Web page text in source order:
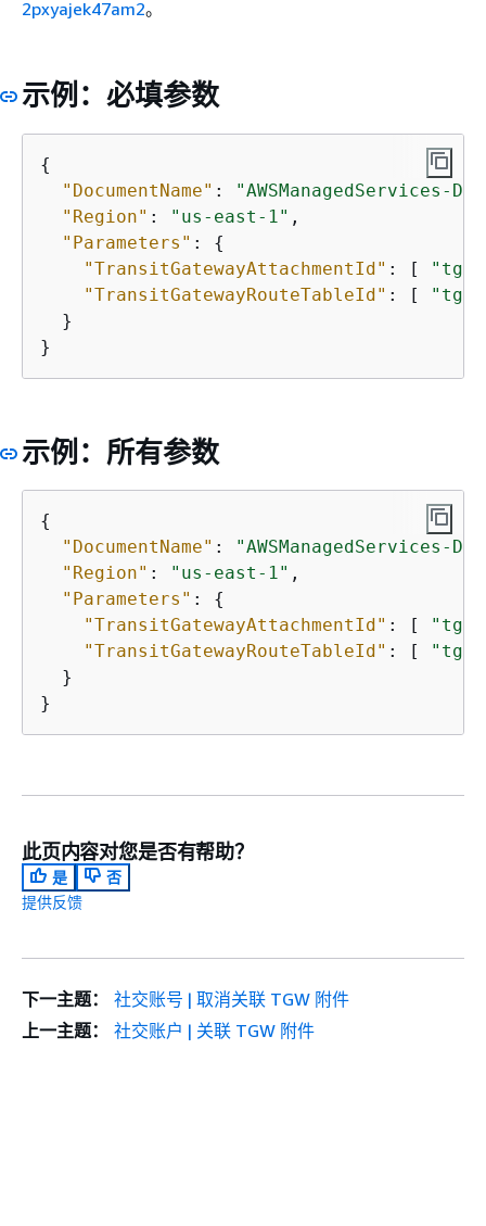
2pxyajek47am2。
示例：必填参数
{
"DocumentName" :
"AWSManagedServices-
"Region" : "us-east-1" ,
"Parameters" : {
"TransitGatewayAttachmentId" : [
"TransitGatewayRouteTableId" : [
  }
}
示例：所有参数
{
"DocumentName" :
"AWSManagedServices-
"Region" : "us-east-1" ,
"Parameters" : {
"TransitGatewayAttachmentId" : [
"TransitGatewayRouteTableId" : [
  }
}
此页内容对您是否有帮助？
是
否
提供反馈
下一主题：
社交账号 | 取消关联 TGW 附件
上一主题：
社交账户 | 关联 TGW 附件